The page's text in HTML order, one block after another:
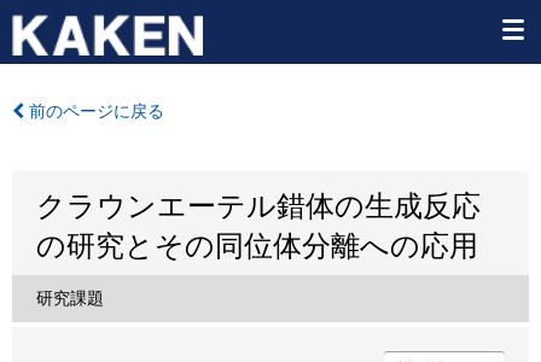
前のページに戻る
クラウンエーテル錯体の生成反応
の研究とその同位体分離への応用
研究課題